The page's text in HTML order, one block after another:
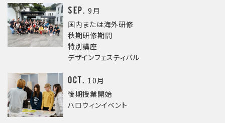
Sep.
9月
国内または海外研修
秋期研修期間
特別講座
デザインフェスティバル
Oct.
10月
後期授業開始
ハロウィンイベント